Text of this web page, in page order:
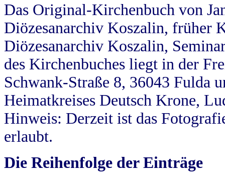
Das Original-Kirchenbuch von
Diözesanarchiv Koszalin, früher
Diözesanarchiv Koszalin,
des Kirchenbuches liegt in der
Schwank-Straße 8, 36043 Fulda
Heimatkreises Deutsch Krone,
Hinweis: Derzeit ist das
erlaubt.
Die Reihenfolge der Einträge